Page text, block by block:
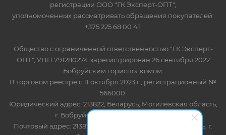
регистрации ООО "ГК Эксперт-ОПТ",
уполномоченных рассматривать обращения покупателей:
+375 225 68 00 41.
Общество с ограниченной ответственностью "ГК Эксперт-
ОПТ", УНП 791280274 зарегистрирован 26 сентября 2022
Бобруйским горисполкомом.
В торговом реестре с 11 октября 2023 г., регистрационный №
566000.
Юридический адрес: 213822, Беларусь, Могилёвская область,
г. Бобруйск, ул. Лынькова 85 пом 7
Почтовый адрес: 213822, Беларусь, Могилёвская область, г.